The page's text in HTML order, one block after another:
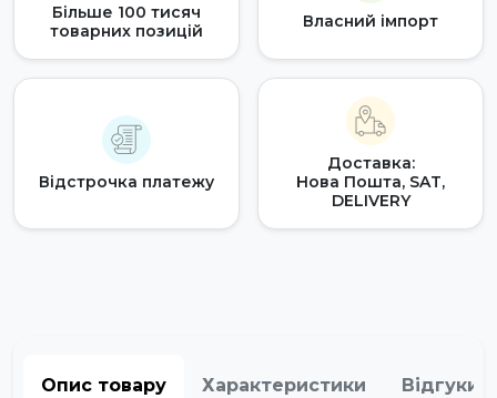
Більше 100 тисяч
товарних позицій
Власний імпорт
Відстрочка платежу
Доставка:
Нова Пошта, SAT,
DELIVERY
Опис товару Характеристики Відгуки